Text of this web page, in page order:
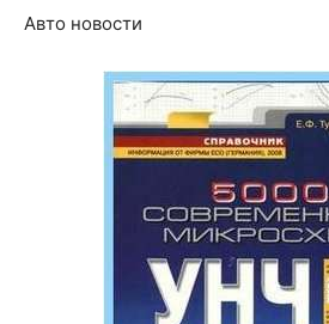
Авто новости